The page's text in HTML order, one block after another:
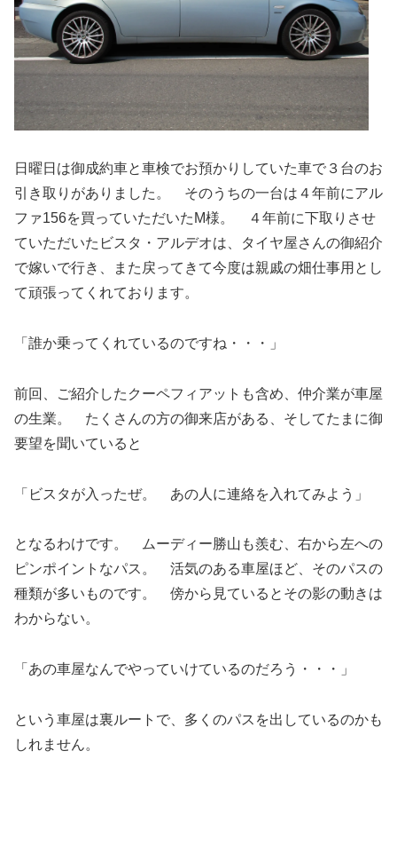
日曜日は御成約車と車検でお預かりしていた車で３台のお
引き取りがありました。 そのうちの一台は４年前にアル
ファ156を買っていただいたM様。 ４年前に下取りさせ
ていただいたビスタ・アルデオは、タイヤ屋さんの御紹介
で嫁いで行き、また戻ってきて今度は親戚の畑仕事用とし
て頑張ってくれております。
「誰か乗ってくれているのですね・・・」
前回、ご紹介したクーペフィアットも含め、仲介業が車屋
の生業。 たくさんの方の御来店がある、そしてたまに御
要望を聞いていると
「ビスタが入ったぜ。 あの人に連絡を入れてみよう」
となるわけです。 ムーディー勝山も羨む、右から左への
ピンポイントなパス。 活気のある車屋ほど、そのパスの
種類が多いものです。 傍から見ているとその影の動きは
わからない。
「あの車屋なんでやっていけているのだろう・・・」
という車屋は裏ルートで、多くのパスを出しているのかも
しれません。